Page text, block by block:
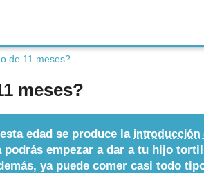
de 11 meses?
meses?
edad se produce la introducción
podrás empezar a dar a tu hijo
ya puede comer casi todo